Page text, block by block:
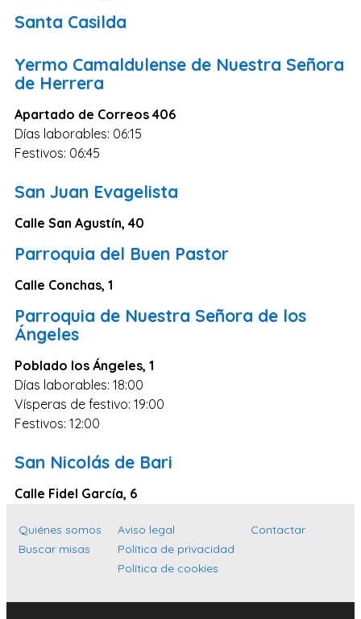
Granada
Pontevedra
Burgos
Jaén
Guadalajara
Salamanca
Cáceres
Ciudad Real
Castellón
Cuenca
Teruel
Zamora
Guipúzcoa
Orense
Santa Casilda
Yermo Camaldulense de Nuestra Señora
de Herrera
Apartado de Correos 406
Días laborables: 06:15
Festivos: 06:45
San Juan Evagelista
Calle San Agustín, 40
Parroquia del Buen Pastor
Calle Conchas, 1
Parroquia de Nuestra Señora de los
Ángeles
Poblado los Ángeles, 1
Días laborables: 18:00
Vísperas de festivo: 19:00
Festivos: 12:00
San Nicolás de Bari
Calle Fidel García, 6
Quiénes somos
Buscar misas
Aviso legal
Política de privacidad
Política de cookies
Contactar